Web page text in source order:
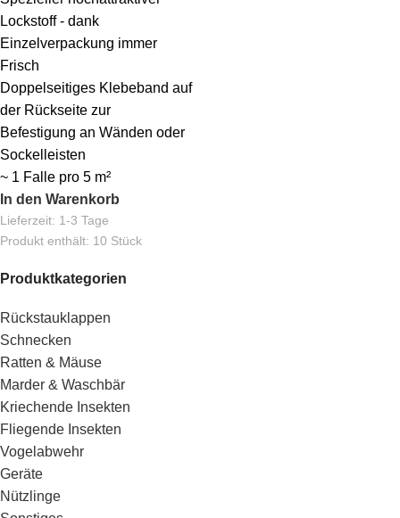
Produktkategorien
Rückstauklappen
Schnecken
Ratten & Mäuse
Marder & Waschbär
Kriechende Insekten
Fliegende Insekten
Vogelabwehr
Geräte
Nützlinge
Lockstoff - dank
Einzelverpackung immer
Frisch
Doppelseitiges Klebeband auf
der Rückseite zur
Befestigung an Wänden oder
Sockelleisten
~ 1 Falle pro 5 m²
In den Warenkorb
Lieferzeit: 1-3 Tage
Produkt enthält: 10 Stück